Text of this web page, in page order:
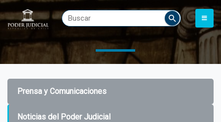
Prensa y Comunicaciones
Noticias del Poder Judicial